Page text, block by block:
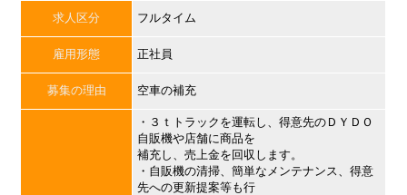
求人区分 フルタイム
雇用形態 正社員
募集の理由 空車の補充
・３ｔトラックを運転し、得意先のＤＹＤＯ
自販機や店舗に商品を
補充し、売上金を回収します。
・自販機の清掃、簡単なメンテナンス、得意
先への更新提案等も行